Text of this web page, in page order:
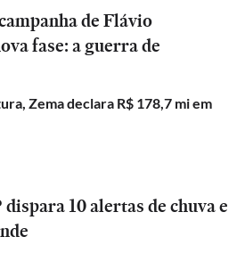
de Flávio
fase: a guerra de
Zema declara R$ 178,7 mi em
10 alertas de chuva e